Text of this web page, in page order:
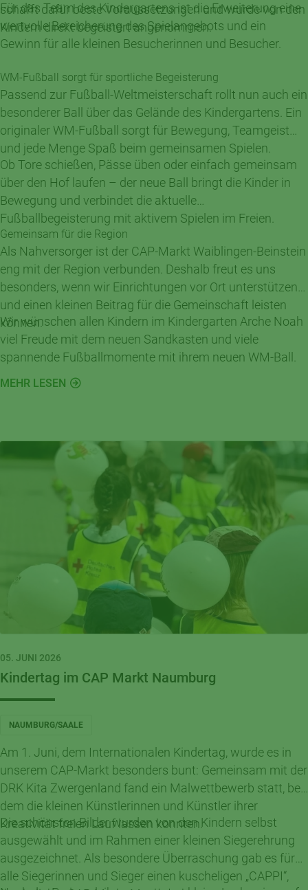
schafft dafür beste Voraussetzungen und wurde von den
Kindern direkt begeistert angenommen.
Für das Team des Kindergartens ist die Erweiterung eine
wertvolle Bereicherung des Spielangebots und ein
Gewinn für alle kleinen Besucherinnen und Besucher.
WM-Fußball sorgt für sportliche Begeisterung
Passend zur Fußball-Weltmeisterschaft rollt nun auch ein
besonderer Ball über das Gelände des Kindergartens. Ein
originaler WM-Fußball sorgt für Bewegung, Teamgeist
und jede Menge Spaß beim gemeinsamen Spielen.
Ob Tore schießen, Pässe üben oder einfach gemeinsam
über den Hof laufen – der neue Ball bringt die Kinder in
Bewegung und verbindet die aktuelle
Fußballbegeisterung mit aktivem Spielen im Freien.
Gemeinsam für die Region
Als Nahversorger ist der CAP-Markt Waiblingen-Beinstein
eng mit der Region verbunden. Deshalb freut es uns
besonders, wenn wir Einrichtungen vor Ort unterstützen
und einen kleinen Beitrag für die Gemeinschaft leisten
können.
Wir wünschen allen Kindern im Kindergarten Arche Noah
viel Freude mit dem neuen Sandkasten und viele
spannende Fußballmomente mit ihrem neuen WM-Ball.
MEHR LESEN
05. JUNI 2026
Kindertag im CAP Markt Naumburg
NAUMBURG/SAALE
Am 1. Juni, dem Internationalen Kindertag, wurde es in
unserem CAP-Markt besonders bunt: Gemeinsam mit der
DRK Kita Zwergenland fand ein Malwettbewerb statt, bei
dem die kleinen Künstlerinnen und Künstler ihrer
Kreativität freien Lauf lassen konnten.
Die schönsten Bilder wurden von den Kindern selbst
ausgewählt und im Rahmen einer kleinen Siegerehrung
ausgezeichnet. Als besondere Überraschung gab es für
alle Siegerinnen und Sieger einen kuscheligen „CAPPI“,